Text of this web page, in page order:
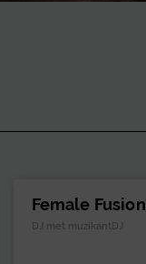
Female Fusion
DJ met muzikantDJ